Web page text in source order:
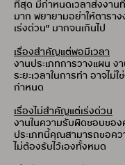
ที่สุด มีกำหนดเวลาส่งงาน
มาก พยายามอย่าให้ตารา
เร่งด่วน” มากจนเกินไป
เรื่องสำคัญแต่พอมีเวลา
งานประเภทการวางแผน ง
ระยะเวลาในการทำ อาจไม่
กำหนด
เรื่องไม่สำคัญแต่เร่งด่วน
งานในความรับผิดชอบขอ
ประเภทนี้คุณสามารถขอค
ไม่ต้องรับไว้เองทั้งหมด